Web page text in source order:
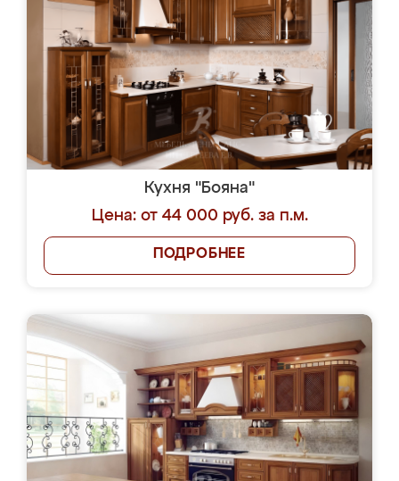
Кухня "Бояна"
Цена: от 44 000 руб. за п.м.
ПОДРОБНЕЕ